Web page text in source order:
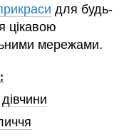
для будь-
цікавою
мережами.